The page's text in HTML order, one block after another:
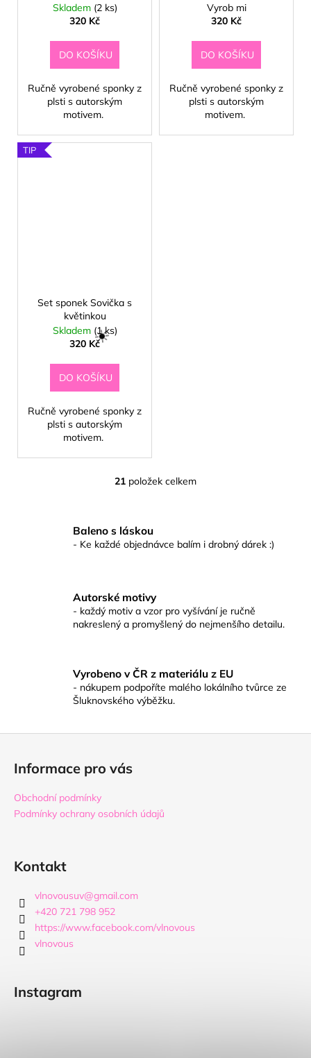
☀️
🍦
Skladem (2 ks)
320 Kč
DO KOŠÍKU
Ručně vyrobené sponky z
plsti s autorským
motivem.
Vyrob mi
320 Kč
DO KOŠÍKU
Ručně vyrobené sponky z
plsti s autorským
motivem.
TIP
Set sponek Sovička s
květinkou
Skladem (1 ks)
320 Kč
DO KOŠÍKU
Ručně vyrobené sponky z
plsti s autorským
motivem.
O
d
í
p
r
y
v
ý
i
21 položek celkem
Baleno s láskou
- Ke každé objednávce balím i drobný dárek :)
Autorské motivy
- každý motiv a vzor pro vyšívání je ručně
nakreslený a promyšlený do nejmenšího detailu.
Vyrobeno v ČR z materiálu z EU
- nákupem podpoříte malého lokálního tvůrce ze
Šluknovského výběžku.
Informace pro vás
Obchodní podmínky
Podmínky ochrany osobních údajů
Kontakt
vlnovousuv@gmail.com
+420 721 798 952
https://www.facebook.com/vlnovous
vlnovous
Instagram